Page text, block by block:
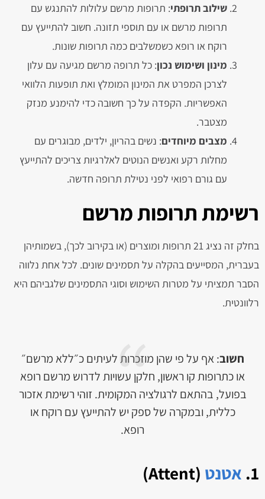
שילוב תרופתי: תרופות מרשם עלולות להתנגש עם
תרופות מרשם או עם תוספי תזונה. חשוב להתייעץ עם
רוקח או רופא כשמשלבים כמה תרופות שונות.
מינון ושימוש נכון: כל תרופה מרשם מגיעה עם עלון
לצרכן המפרט את המינון המומלץ ואת תופעות הלוואי
האפשריות. הקפדה על כך חשובה כדי להימנע מנזק
מצטבר.
מצבים מיוחדים: נשים בהריון, ילדים, מבוגרים עם
מחלות רקע ואנשים הנוטים לאלרגיות צריכים להתייעץ
עם גורם רפואי לפני נטילת תרופה חדשה.
רשימת תרופות מרשם
בחלק זה נציג 21 תרופות ומוצרים (או בקירוב לכך), בשמותיהן
בעברית, המסייעים בהקלה על תסמינים שונים. לכל אחת נלווה
הסבר תמציתי על מטרות השימוש וסוגי התסמינים שלגביהם היא
רלוונטית.
חשוב: אף על פי שהן מוזכרות לעיתים כ״ללא מרשם״
או כתרופות קו ראשון, חלקן עשויות לדרוש מרשם רופא
בפועל, בהתאם לרגולציה המקומית. זוהי רשימת אזכור
כללית, ובמקרה של ספק יש להתייעץ עם רוקח או
רופא.
1. אטנט (Attent)